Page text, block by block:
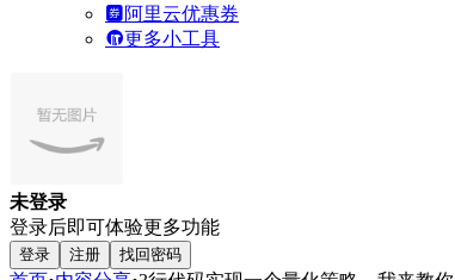
阿里云优惠券
更多小工具
未登录
登录后即可体验更多功能
登录 注册 找回密码